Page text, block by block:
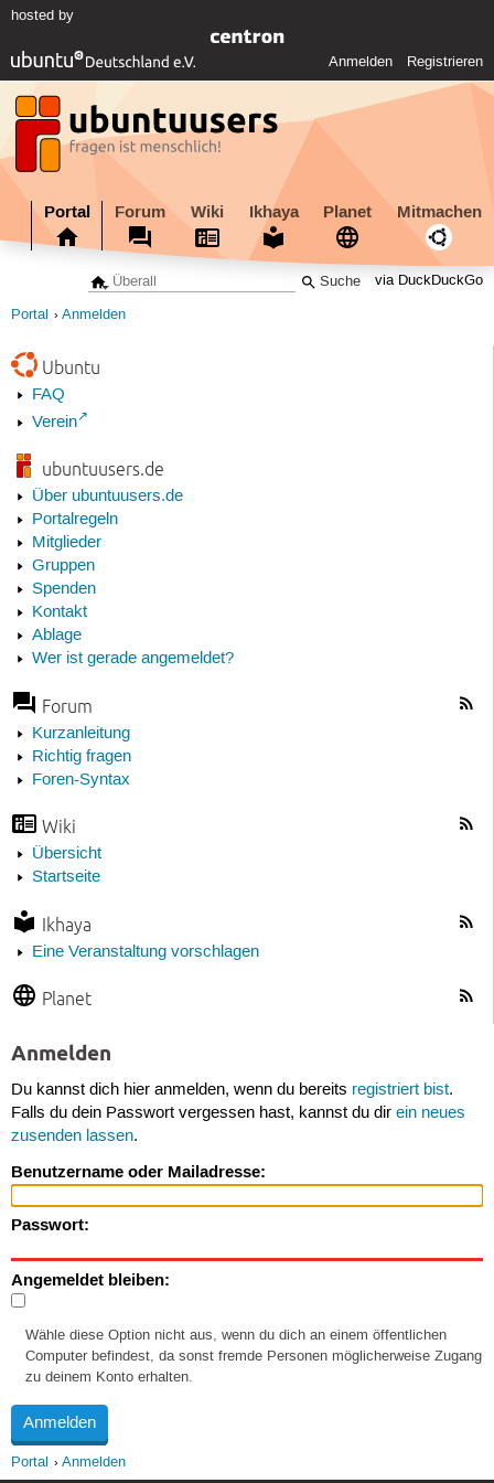
hosted by
Anmelden Registrieren
Portal Forum Wiki Ikhaya Planet Mitmachen
via DuckDuckGo
Portal Anmelden
Ubuntu
FAQ
Verein
ubuntuusers.de
Über ubuntuusers.de
Portalregeln
Mitglieder
Gruppen
Spenden
Kontakt
Ablage
Wer ist gerade angemeldet?
Forum
Kurzanleitung
Richtig fragen
Foren-Syntax
Wiki
Übersicht
Startseite
Ikhaya
Eine Veranstaltung vorschlagen
Planet
Anmelden
Du kannst dich hier anmelden, wenn du bereits registriert bist.
Falls du dein Passwort vergessen hast, kannst du dir ein neues
zusenden lassen.
Benutzername oder Mailadresse:
Passwort:
Angemeldet bleiben:
Wähle diese Option nicht aus, wenn du dich an einem öffentlichen
Computer befindest, da sonst fremde Personen möglicherweise Zugang
zu deinem Konto erhalten.
Portal Anmelden